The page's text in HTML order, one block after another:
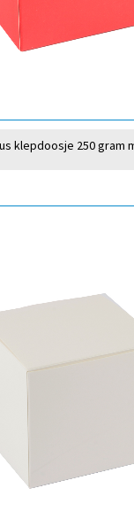
klepdoosje 250 gram